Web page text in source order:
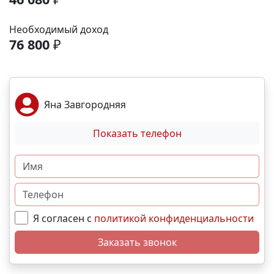
бассейн Транспортная доступность: - В 5 минутах
ходьбы — остановка общественного транспорта
(маршрутки, автобусы, троллейбус). - 5 минут до
Симферополя на машине. - 10–12 минут до ТРК
«МЕГАНОМ». Выгодные условия покупки: -
Беспроцентная рассрочка - Льготная ипотека. -
Возможно использовать материнский капитал, как
для приобретения в рассрочку так и в ипотеку.
Свяжитесь с нами прямо сейчас и мы подберем
лучший вариант именно для Вас! N3300
Необходимый доход
76 800 ₽
Яна Завгородняя
Показать телефон
Я согласен с политикой конфиденциальности
Заказать звонок